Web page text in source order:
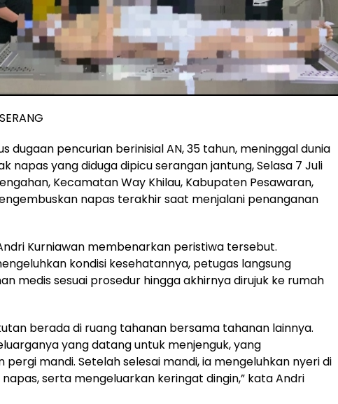
dugaan pencurian berinisial AN, 35 tahun, meninggal dunia
napas yang diduga dipicu serangan jantung, Selasa 7 Juli
Kecamatan Way Khilau, Kabupaten Pesawaran,
napas terakhir saat menjalani penanganan
Kurniawan membenarkan peristiwa tersebut.
kondisi kesehatannya, petugas langsung
medis sesuai prosedur hingga akhirnya dirujuk ke rumah
berada di ruang tahanan bersama tahanan lainnya.
yang datang untuk menjenguk, yang
mandi. Setelah selesai mandi, ia mengeluhkan nyeri di
serta mengeluarkan keringat dingin,” kata Andri